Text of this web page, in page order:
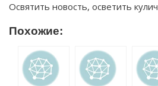
Освятить новость, осветить кулич
Похожие: